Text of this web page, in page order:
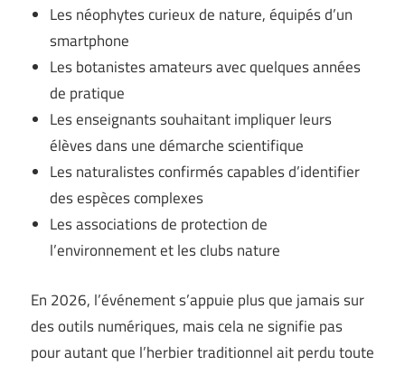
Les néophytes curieux de nature, équipés d’un
smartphone
Les botanistes amateurs avec quelques années
de pratique
Les enseignants souhaitant impliquer leurs
élèves dans une démarche scientifique
Les naturalistes confirmés capables d’identifier
des espèces complexes
Les associations de protection de
l’environnement et les clubs nature
En 2026, l’événement s’appuie plus que jamais sur
des outils numériques, mais cela ne signifie pas
pour autant que l’herbier traditionnel ait perdu toute